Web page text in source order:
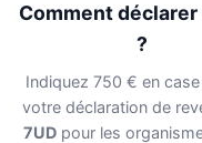
Comment déclarer
?
Indiquez 750 € en
votre déclaration de
7UDpour les